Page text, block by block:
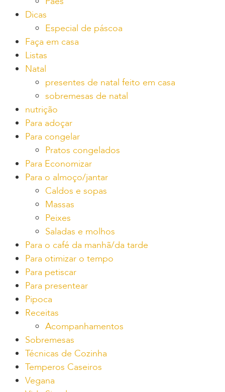
Dicas
Especial de páscoa
Faça em casa
Listas
Natal
presentes de natal feito em casa
sobremesas de natal
nutrição
Para adoçar
Para congelar
Pratos congelados
Para Economizar
Para o almoço/jantar
Caldos e sopas
Massas
Peixes
Saladas e molhos
Para o café da manhã/da tarde
Para otimizar o tempo
Para petiscar
Para presentear
Pipoca
Receitas
Acompanhamentos
Sobremesas
Técnicas de Cozinha
Temperos Caseiros
Vegana